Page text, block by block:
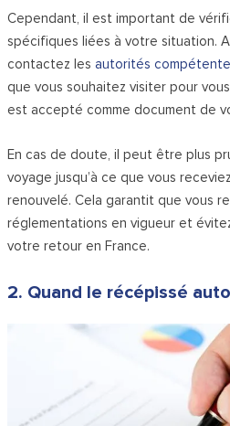
Cependant, il est important de
spécifiques liées à votre situation.
contactez lesautorités
que vous souhaitez visiter pour
est accepté comme document de
En cas de doute, il peut être plus
voyage jusqu’à ce que vous
renouvelé. Cela garantit que vous
réglementations en vigueur et
votre retour en France.
2. Quand le récépissé